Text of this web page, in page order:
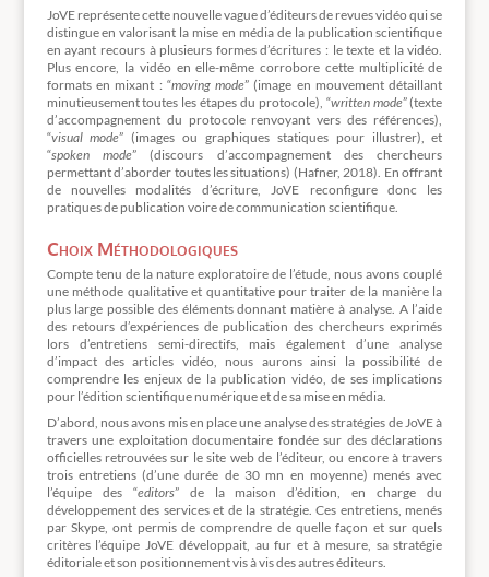
JoVE représente cette nouvelle vague d’éditeurs de revues vidéo qui se
distingue en valorisant la mise en média de la publication scientifique
en ayant recours à plusieurs formes d’écritures : le texte et la vidéo.
Plus encore, la vidéo en elle-même corrobore cette multiplicité de
formats en mixant : “moving mode” (image en mouvement détaillant
minutieusement toutes les étapes du protocole), “written mode” (texte
d’accompagnement du protocole renvoyant vers des références),
“visual mode” (images ou graphiques statiques pour illustrer), et
“spoken mode” (discours d’accompagnement des chercheurs
permettant d’aborder toutes les situations) (Hafner, 2018). En offrant
de nouvelles modalités d’écriture, JoVE reconfigure donc les
pratiques de publication voire de communication scientifique.
Choix Méthodologiques
Compte tenu de la nature exploratoire de l’étude, nous avons couplé
une méthode qualitative et quantitative pour traiter de la manière la
plus large possible des éléments donnant matière à analyse. A l’aide
des retours d’expériences de publication des chercheurs exprimés
lors d’entretiens semi-directifs, mais également d’une analyse
d’impact des articles vidéo, nous aurons ainsi la possibilité de
comprendre les enjeux de la publication vidéo, de ses implications
pour l’édition scientifique numérique et de sa mise en média.
D’abord, nous avons mis en place une analyse des stratégies de JoVE à
travers une exploitation documentaire fondée sur des déclarations
officielles retrouvées sur le site web de l’éditeur, ou encore à travers
trois entretiens (d’une durée de 30 mn en moyenne) menés avec
l’équipe des “editors” de la maison d’édition, en charge du
développement des services et de la stratégie. Ces entretiens, menés
par Skype, ont permis de comprendre de quelle façon et sur quels
critères l’équipe JoVE développait, au fur et à mesure, sa stratégie
éditoriale et son positionnement vis à vis des autres éditeurs.